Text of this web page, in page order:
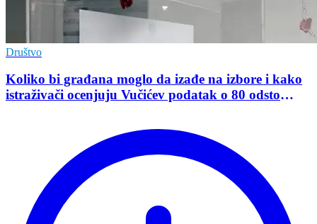
Društvo
Koliko bi građana moglo da izađe na izbore i kako
istraživači ocenjuju Vučićev podatak o 80 odsto